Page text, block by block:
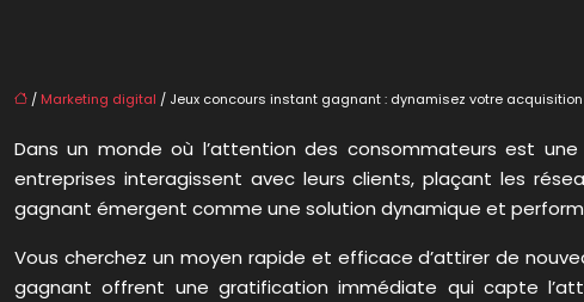
/ Marketing digital / Jeux concours instant gagnant : dynamisez votre
Dans un monde où l’attention des consommateurs est
entreprises interagissent avec leurs clients, plaçant les
gagnant émergent comme une solution dynamique et
Vous cherchez un moyen rapide et efficace d’attirer de
gagnant offrent une gratification immédiate qui capte